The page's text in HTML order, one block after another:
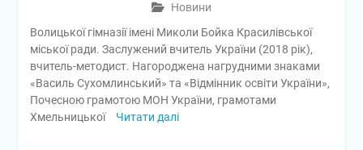
Новини
Волицької гімназії імені Миколи Бойка Красилівської
міської ради. Заслужений вчитель України (2018 рік),
вчитель-методист. Нагороджена нагрудними знаками
«Василь Сухомлинський» та «Відмінник освіти України»,
Почесною грамотою МОН України, грамотами
Хмельницької
Читати далі